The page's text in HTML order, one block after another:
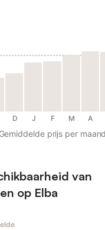
D J F M A
Gemiddelde prijs per maand
van
op Elba